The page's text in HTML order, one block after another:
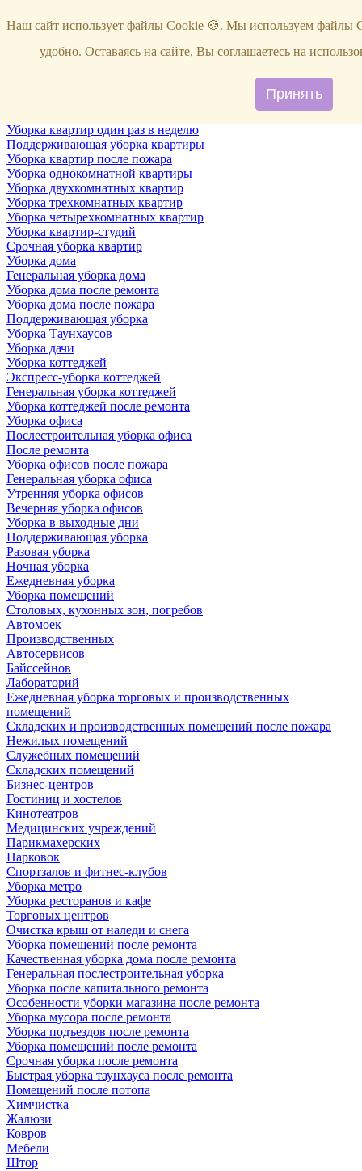
Уборка
Уборка снега
Уборка квартир один раз в неделю
Поддерживающая уборка квартиры
Уборка квартир после пожара
Уборка однокомнатной квартиры
Уборка двухкомнатных квартир
Уборка трехкомнатных квартир
Уборка четырехкомнатных квартир
Уборка квартир-студий
Срочная уборка квартир
Уборка дома
Генеральная уборка дома
Уборка дома после ремонта
Уборка дома после пожара
Поддерживающая уборка
Уборка Таунхаусов
Уборка дачи
Уборка коттеджей
Экспресс-уборка коттеджей
Генеральная уборка коттеджей
Уборка коттеджей после ремонта
Уборка офиса
Послестроительная уборка офиса
После ремонта
Уборка офисов после пожара
Генеральная уборка офиса
Утренняя уборка офисов
Вечерняя уборка офисов
Уборка в выходные дни
Поддерживающая уборка
Разовая уборка
Ночная уборка
Ежедневная уборка
Уборка помещений
Столовых, кухонных зон, погребов
Автомоек
Производственных
Автосервисов
Байссейнов
Лабораторий
Ежедневная уборка торговых и производственных
помещений
Складских и производственных помещений после пожара
Нежилых помещений
Служебных помещений
Складских помещений
Бизнес-центров
Гостиниц и хостелов
Кинотеатров
Медицинских учреждений
Парикмахерских
Парковок
Спортзалов и фитнес-клубов
Уборка метро
Уборка ресторанов и кафе
Торговых центров
Очистка крыш от наледи и снега
Уборка помещений после ремонта
Качественная уборка дома после ремонта
Генеральная послестроительная уборка
Уборка после капитального ремонта
Особенности уборки магазина после ремонта
Уборка мусора после ремонта
Уборка подъездов после ремонта
Уборка помещений после ремонта
Срочная уборка после ремонта
Быстрая уборка таунхауса после ремонта
Помещений после потопа
Химчистка
Жалюзи
Ковров
Мебели
Штор
Наш сайт использует файлы Cookie 🍪. Мы используем файлы
удобно. Оставаясь на сайте, Вы соглашаетесь на
Принять